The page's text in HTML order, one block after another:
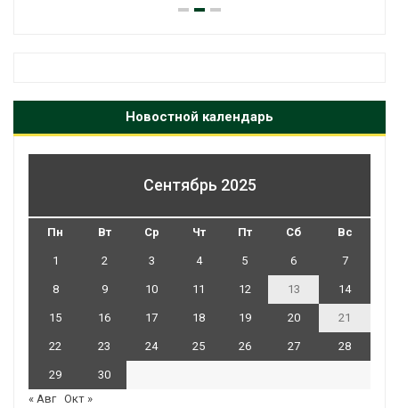
Новостной календарь
Сентябрь 2025
Пн Вт Ср Чт Пт Сб Вс
1 2 3 4 5 6 7
8 9 10 11 12 13 14
15 16 17 18 19 20 21
22 23 24 25 26 27 28
29
30
« Авг Окт »